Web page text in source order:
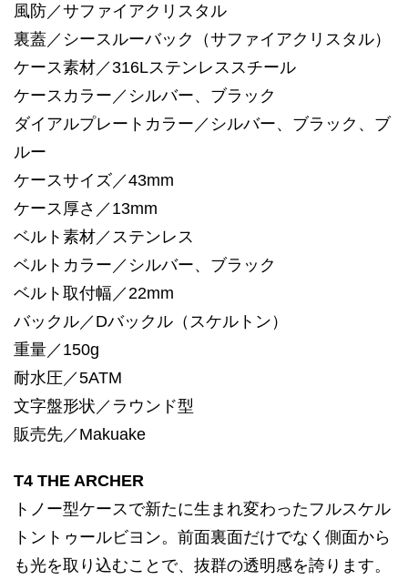
風防／サファイアクリスタル
裏蓋／シースルーバック（サファイアクリスタル）
ケース素材／316Lステンレススチール
ケースカラー／シルバー、ブラック
ダイアルプレートカラー／シルバー、ブラック、ブ
ルー
ケースサイズ／43mm
ケース厚さ／13mm
ベルト素材／ステンレス
ベルトカラー／シルバー、ブラック
ベルト取付幅／22mm
バックル／Dバックル（スケルトン）
重量／150g
耐水圧／5ATM
文字盤形状／ラウンド型
販売先／Makuake
T4 THE ARCHER
トノー型ケースで新たに生まれ変わったフルスケル
トントゥールビヨン。前面裏面だけでなく側面から
も光を取り込むことで、抜群の透明感を誇ります。